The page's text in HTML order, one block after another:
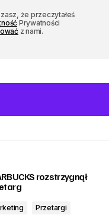
że przeczytałeś
Prywatności
z nami.
rozstrzygnął
Przetargi